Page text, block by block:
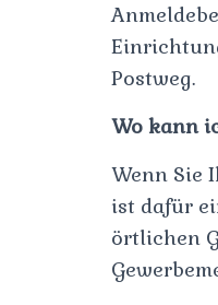
Postweg.
Wo kann
Wenn Sie
ist dafür
örtlichen